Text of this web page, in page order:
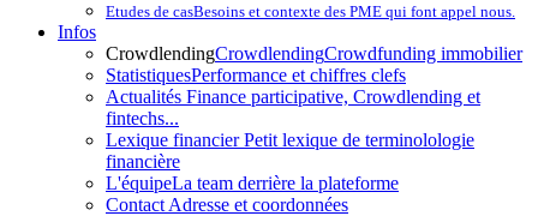
Etudes de casBesoins et contexte des PME qui font appel nous.
Infos
CrowdlendingCrowdlendingCrowdfunding immobilier
StatistiquesPerformance et chiffres clefs
Actualités Finance participative, Crowdlending et
fintechs...
Lexique financierPetit lexique de terminolologie
financière
L'équipeLa team derrière la plateforme
Contact Adresse et coordonnées